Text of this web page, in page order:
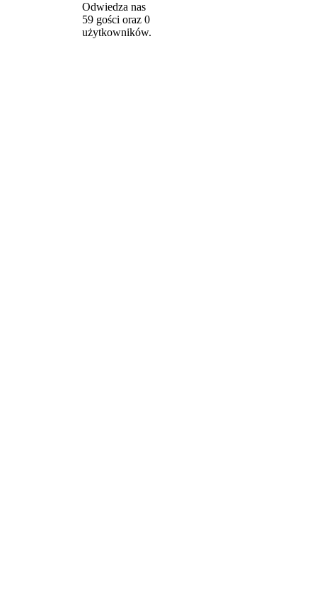
Odwiedza nas
59 gości oraz 0
użytkowników.